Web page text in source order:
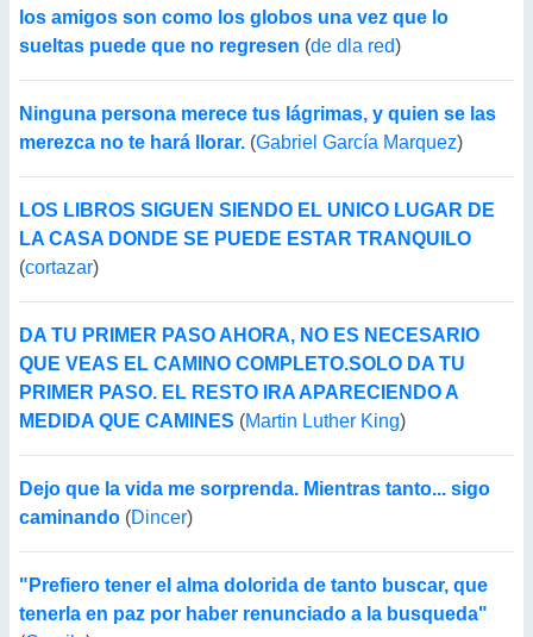
los amigos son como los globos una vez que lo
sueltas puede que no regresen (de dla red)
Ninguna persona merece tus lágrimas, y quien se las
merezca no te hará llorar. (Gabriel García Marquez)
LOS LIBROS SIGUEN SIENDO EL UNICO LUGAR DE
LA CASA DONDE SE PUEDE ESTAR TRANQUILO
(cortazar)
DA TU PRIMER PASO AHORA, NO ES NECESARIO
QUE VEAS EL CAMINO COMPLETO.SOLO DA TU
PRIMER PASO. EL RESTO IRA APARECIENDO A
MEDIDA QUE CAMINES (Martin Luther King)
Dejo que la vida me sorprenda. Mientras tanto... sigo
caminando (Dincer)
"Prefiero tener el alma dolorida de tanto buscar, que
tenerla en paz por haber renunciado a la busqueda"